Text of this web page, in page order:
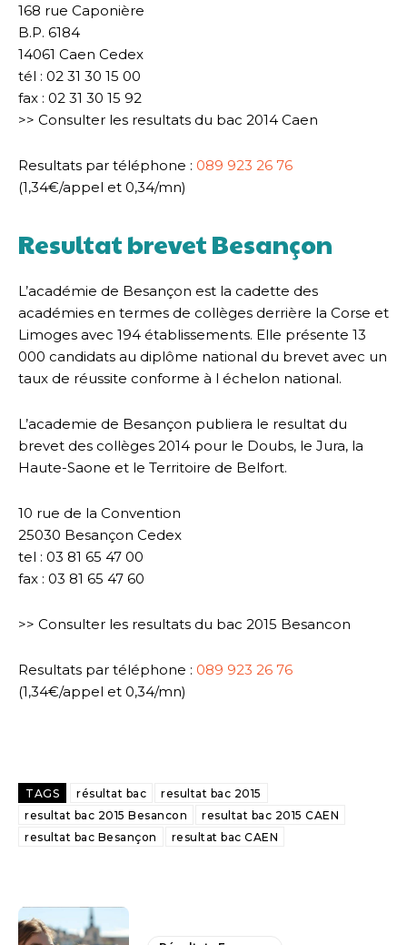
168 rue Caponière
B.P. 6184
14061 Caen Cedex
tél : 02 31 30 15 00
fax : 02 31 30 15 92
>> Consulter les resultats du bac 2014 Caen
Resultats par téléphone : 089 923 26 76
(1,34€/appel et 0,34/mn)
Resultat brevet Besançon
L’académie de Besançon est la cadette des
académies en termes de collèges derrière la Corse et
Limoges avec 194 établissements. Elle présente 13
000 candidats au diplôme national du brevet avec un
taux de réussite conforme à l échelon national.
L’academie de Besançon publiera le resultat du
brevet des collèges 2014 pour le Doubs, le Jura, la
Haute-Saone et le Territoire de Belfort.
10 rue de la Convention
25030 Besançon Cedex
tel : 03 81 65 47 00
fax : 03 81 65 47 60
>> Consulter les resultats du bac 2015 Besancon
Resultats par téléphone : 089 923 26 76
(1,34€/appel et 0,34/mn)
TAGS résultat bac
resultat bac 2015
resultat bac 2015 Besancon
resultat bac 2015 CAEN
resultat bac Besançon
resultat bac CAEN